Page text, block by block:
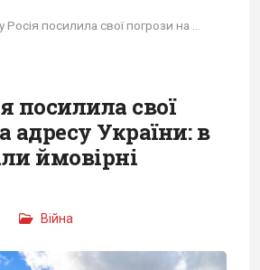
посилила свої
адресу України: в
ймовірні
Війна